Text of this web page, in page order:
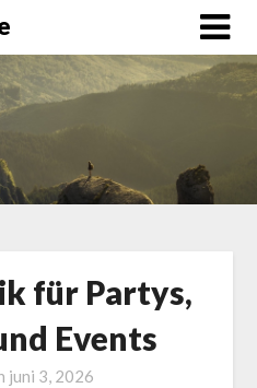
für Partys,
Events
juni 3, 2026